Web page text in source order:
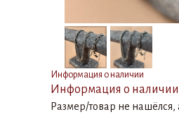
Информация о наличии
Информация о наличии
Размер/товар не